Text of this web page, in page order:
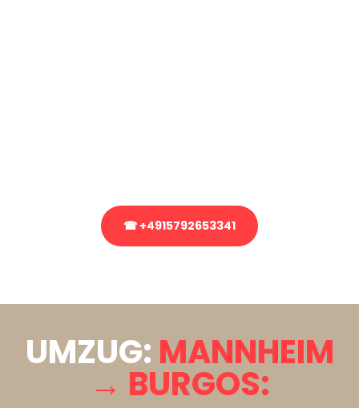
☎ +4915792653341
UMZUG: MANNHEIM
→ BURGOS: